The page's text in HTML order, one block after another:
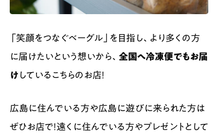
「笑顔をつなぐベーグル」を目指し、より多くの方
に届けたいという想いから、 全国へ冷凍便でもお届
け しているこちらのお店！
広島に住んでいる方や広島に遊びに来られた方は
ぜひお店で！遠くに住んでいる方やプレゼントとして